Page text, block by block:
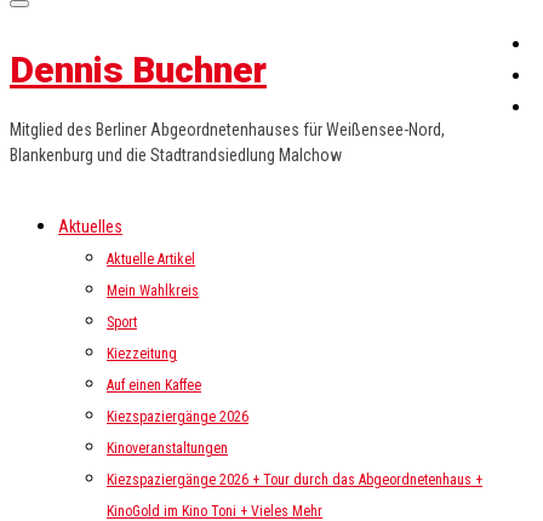
Dennis Buchner
Mitglied des Berliner Abgeordnetenhauses für Weißensee-Nord,
Blankenburg und die Stadtrandsiedlung Malchow
Aktuelles
Aktuelle Artikel
Mein Wahlkreis
Sport
Kiezzeitung
Auf einen Kaffee
Kiezspaziergänge 2026
Kinoveranstaltungen
Kiezspaziergänge 2026 + Tour durch das Abgeordnetenhaus +
KinoGold im Kino Toni + Vieles Mehr